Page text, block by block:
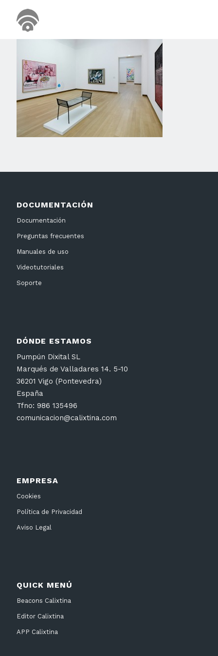
DOCUMENTACIÓN
Documentación
Preguntas frecuentes
Manuales de uso
Videotutoriales
Soporte
DÓNDE ESTAMOS
Pumpún Dixital SL
Marqués de Valladares 14. 5-10
36201 Vigo (Pontevedra)
España
Tfno: 986 135496
comunicacion@calixtina.com
EMPRESA
Cookies
Política de Privacidad
Aviso Legal
QUICK MENÚ
Beacons Calixtina
Editor Calixtina
APP Calixtina